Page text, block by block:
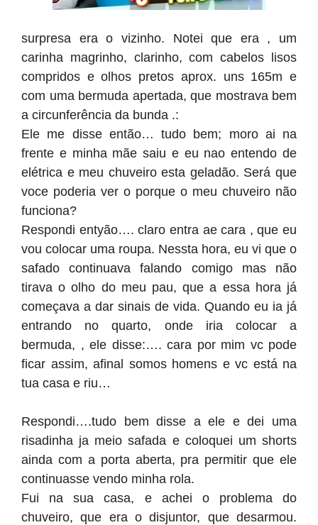
surpresa era o vizinho. Notei que era , um
carinha magrinho, clarinho, com cabelos lisos
compridos e olhos pretos aprox. uns 165m e
com uma bermuda apertada, que mostrava bem
a circunferência da bunda .:
Ele me disse então… tudo bem; moro ai na
frente e minha mãe saiu e eu nao entendo de
elétrica e meu chuveiro esta geladão. Será que
voce poderia ver o porque o meu chuveiro não
funciona?
Respondi entyão…. claro entra ae cara , que eu
vou colocar uma roupa. Nessta hora, eu vi que o
safado continuava falando comigo mas não
tirava o olho do meu pau, que a essa hora já
começava a dar sinais de vida. Quando eu ia já
entrando no quarto, onde iria colocar a
bermuda, , ele disse:…. cara por mim vc pode
ficar assim, afinal somos homens e vc está na
tua casa e riu…
Respondi….tudo bem disse a ele e dei uma
risadinha ja meio safada e coloquei um shorts
ainda com a porta aberta, pra permitir que ele
continuasse vendo minha rola.
Fui na sua casa, e achei o problema do
chuveiro, que era o disjuntor, que desarmou.